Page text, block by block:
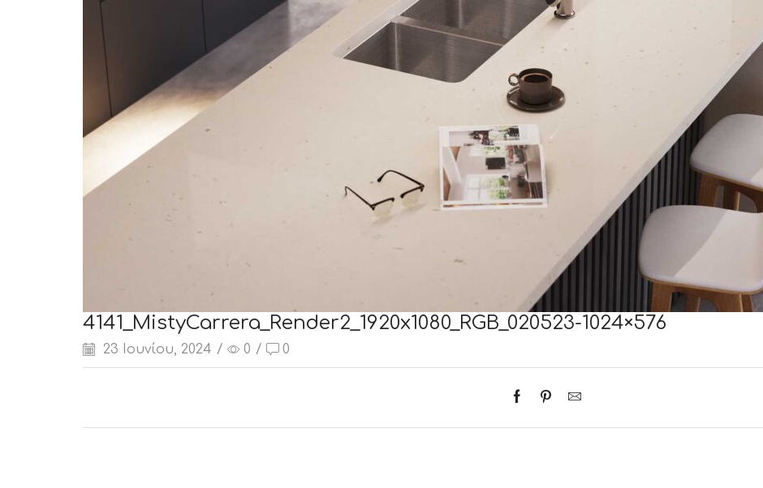
4141_MistyCarrera_Render2_1920x1080_RGB_020523-1024×576
23 Ιουνίου, 2024 / 0 / 0